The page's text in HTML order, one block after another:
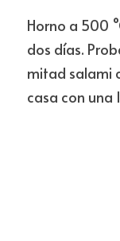
Horno a 500
dos días.
mitad salami
casa con una